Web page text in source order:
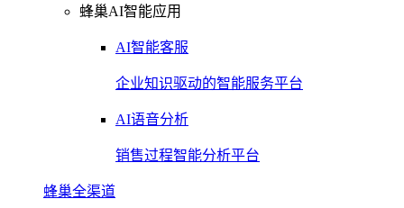
蜂巢AI智能应用
AI智能客服
企业知识驱动的智能服务平台
AI语音分析
销售过程智能分析平台
蜂巢全渠道